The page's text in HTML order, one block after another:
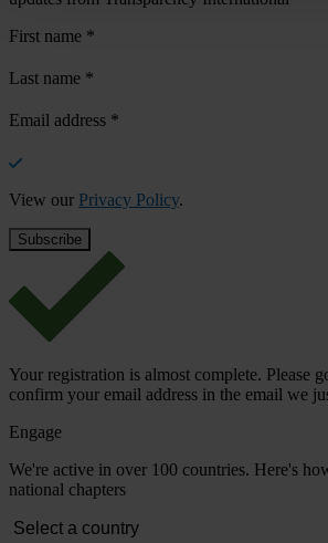
First name *
Last name *
Email address *
View our Privacy Policy.
Your registration is almost complete. Please
confirm your email address in the email we
Engage
We're active in over 100 countries. Here's
national chapters